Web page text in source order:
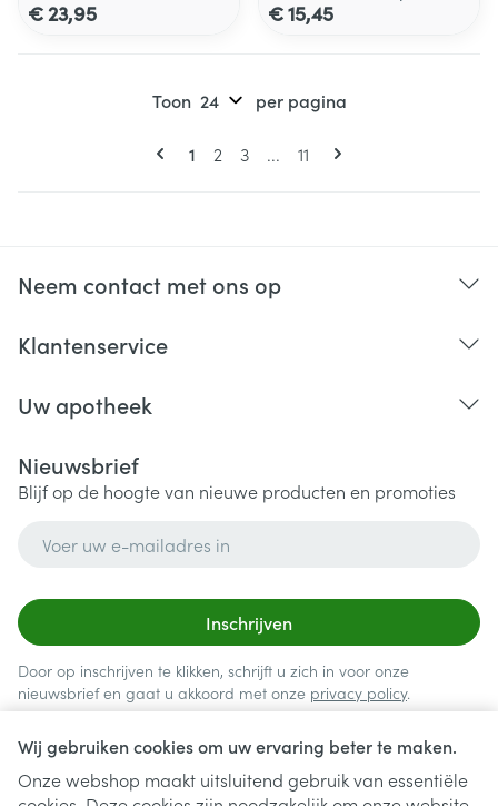
Wij gebruiken cookies om uw ervaring beter te maken.
Onze webshop maakt uitsluitend gebruik van essentiële
€ 23,95 € 15,45
Pagina's
U lees momenteel pagina
1 Pagina
2 Pagina
3 ... Pagina
11
Toon per pagina
Neem contact met ons op
Klantenservice
Uw apotheek
Nieuwsbrief
Blijf op de hoogte van nieuwe producten en promoties
Inschrijven
Door op inschrijven te klikken, schrijft u zich in voor onze
nieuwsbrief en gaat u akkoord met onze privacy policy.